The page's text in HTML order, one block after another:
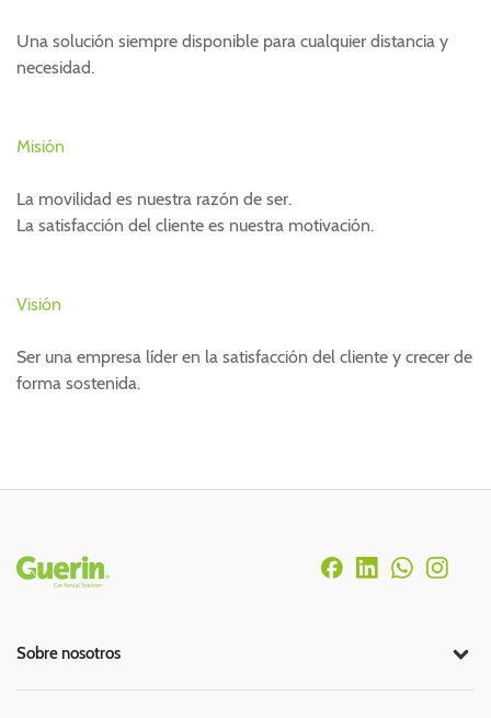
Una solución siempre disponible para cualquier distancia y
necesidad.
Misión
La movilidad es nuestra razón de ser.
La satisfacción del cliente es nuestra motivación.
Visión
Ser una empresa líder en la satisfacción del cliente y crecer de
forma sostenida.
Rodapé
Sobre nosotros